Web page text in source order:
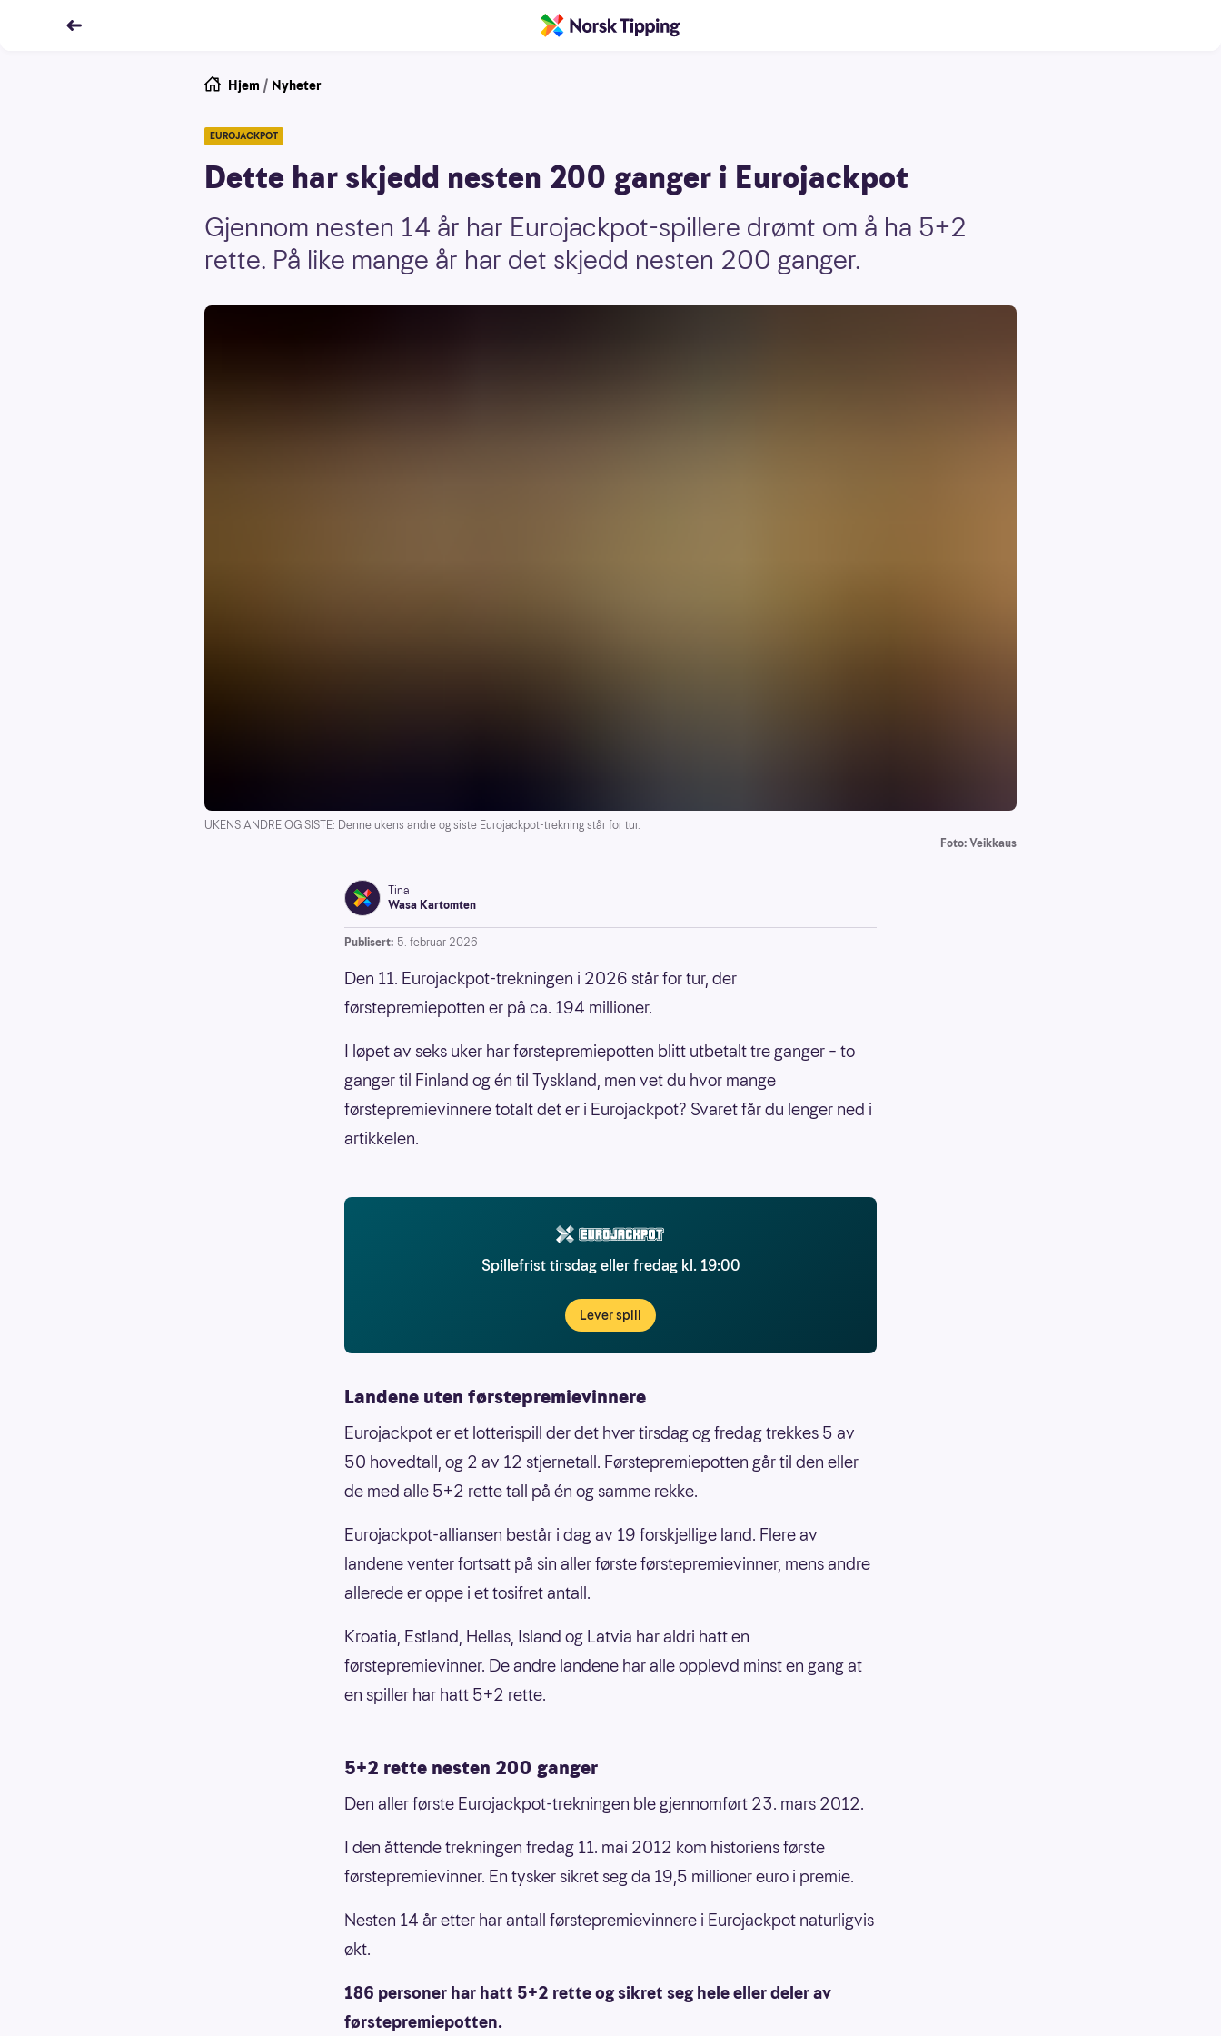
Hjem / Nyheter
EUROJACKPOT
Dette har skjedd nesten 200 ganger i Eurojackpot
Gjennom nesten 14 år har Eurojackpot-spillere drømt om å ha 5+2
rette. På like mange år har det skjedd nesten 200 ganger.
UKENS ANDRE OG SISTE: Denne ukens andre og siste Eurojackpot-trekning står for tur.
Foto: Veikkaus
Tina
Wasa Kartomten
Publisert: 5. februar 2026
Den 11. Eurojackpot-trekningen i 2026 står for tur, der
førstepremiepotten er på ca. 194 millioner.
I løpet av seks uker har førstepremiepotten blitt utbetalt tre ganger – to
ganger til Finland og én til Tyskland, men vet du hvor mange
førstepremievinnere totalt det er i Eurojackpot? Svaret får du lenger ned i
artikkelen.
Spillefrist tirsdag eller fredag kl. 19:00
Lever spill
Landene uten førstepremievinnere
Eurojackpot er et lotterispill der det hver tirsdag og fredag trekkes 5 av
50 hovedtall, og 2 av 12 stjernetall. Førstepremiepotten går til den eller
de med alle 5+2 rette tall på én og samme rekke.
Eurojackpot-alliansen består i dag av 19 forskjellige land. Flere av
landene venter fortsatt på sin aller første førstepremievinner, mens andre
allerede er oppe i et tosifret antall.
Kroatia, Estland, Hellas, Island og Latvia har aldri hatt en
førstepremievinner. De andre landene har alle opplevd minst en gang at
en spiller har hatt 5+2 rette.
5+2 rette nesten 200 ganger
Den aller første Eurojackpot-trekningen ble gjennomført 23. mars 2012.
I den åttende trekningen fredag 11. mai 2012 kom historiens første
førstepremievinner. En tysker sikret seg da 19,5 millioner euro i premie.
Nesten 14 år etter har antall førstepremievinnere i Eurojackpot naturligvis
økt.
186 personer har hatt 5+2 rette og sikret seg hele eller deler av
førstepremiepotten.